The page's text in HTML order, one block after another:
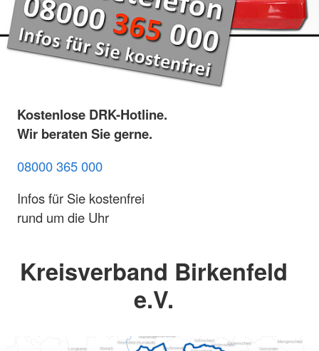
Kostenlose DRK-Hotline.
Wir beraten Sie gerne.
08000 365 000
Infos für Sie kostenfrei
rund um die Uhr
Kreisverband Birkenfeld
e.V.